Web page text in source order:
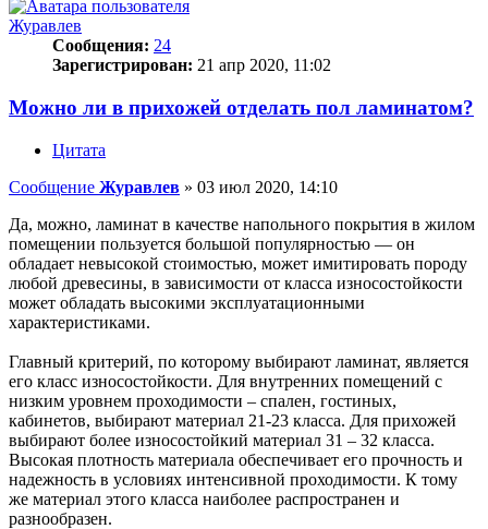
Журавлев
Сообщения: 24
Зарегистрирован: 21 апр 2020, 11:02
Можно ли в прихожей отделать пол ламинатом?
Цитата
Сообщение Журавлев » 03 июл 2020, 14:10
Да, можно, ламинат в качестве напольного покрытия в жилом
помещении пользуется большой популярностью — он
обладает невысокой стоимостью, может имитировать породу
любой древесины, в зависимости от класса износостойкости
может обладать высокими эксплуатационными
характеристиками.
Главный критерий, по которому выбирают ламинат, является
его класс износостойкости. Для внутренних помещений с
низким уровнем проходимости – спален, гостиных,
кабинетов, выбирают материал 21-23 класса. Для прихожей
выбирают более износостойкий материал 31 – 32 класса.
Высокая плотность материала обеспечивает его прочность и
надежность в условиях интенсивной проходимости. К тому
же материал этого класса наиболее распространен и
разнообразен.